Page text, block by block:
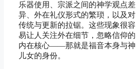
乐器使用、宗派之间的神学观点差
异、外在礼仪形式的繁琐，以及对
传统与更新的拉锯。这些现象很容
易让人关注外在细节，忽略信仰的
内在核心——那就是福音本身与神
儿女的身份。